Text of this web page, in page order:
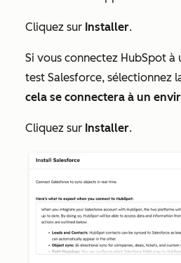
Cliquez sur Installer.
Si vous connectez HubSpot
test Salesforce, sélectionnez
cela se connectera à un
Cliquez sur Installer.